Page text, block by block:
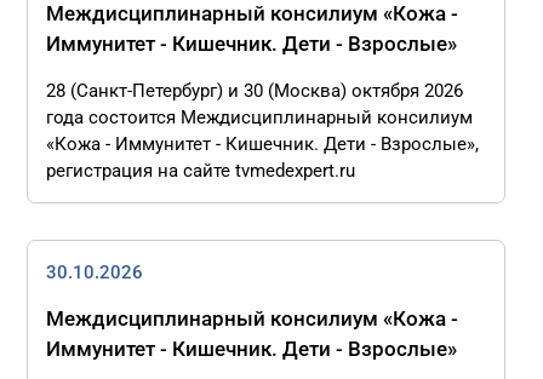
Междисциплинарный консилиум «Кожа -
Иммунитет - Кишечник. Дети - Взрослые»
28 (Санкт-Петербург) и 30 (Москва) октября 2026
года состоится Междисциплинарный консилиум
«Кожа - Иммунитет - Кишечник. Дети - Взрослые»,
регистрация на сайте tvmedexpert.ru
30.10.2026
Междисциплинарный консилиум «Кожа -
Иммунитет - Кишечник. Дети - Взрослые»